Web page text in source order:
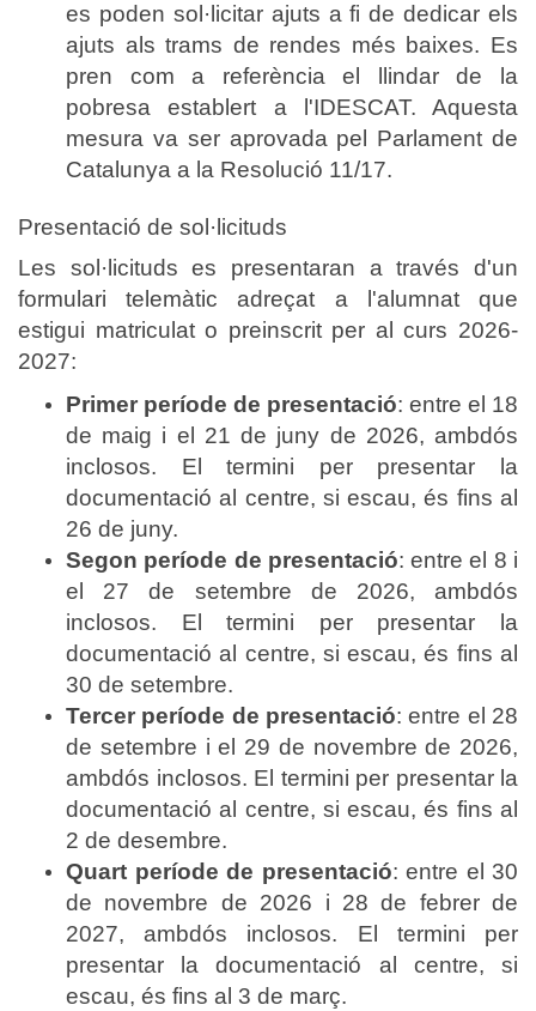
es poden sol·licitar ajuts a fi de dedicar els
ajuts als trams de rendes més baixes. Es
pren com a referència el llindar de la
pobresa establert a l'IDESCAT. Aquesta
mesura va ser aprovada pel Parlament de
Catalunya a la Resolució 11/17.
Presentació de sol·licituds
Les sol·licituds es presentaran a través d'un
formulari telemàtic adreçat a l'alumnat que
estigui matriculat o preinscrit per al curs 2026-
2027:
Primer període de presentació: entre el 18
de maig i el 21 de juny de 2026, ambdós
inclosos. El termini per presentar la
documentació al centre, si escau, és fins al
26 de juny.
Segon període de presentació: entre el 8 i
el 27 de setembre de 2026, ambdós
inclosos. El termini per presentar la
documentació al centre, si escau, és fins al
30 de setembre.
Tercer període de presentació: entre el 28
de setembre i el 29 de novembre de 2026,
ambdós inclosos. El termini per presentar la
documentació al centre, si escau, és fins al
2 de desembre.
Quart període de presentació: entre el 30
de novembre de 2026 i 28 de febrer de
2027, ambdós inclosos. El termini per
presentar la documentació al centre, si
escau, és fins al 3 de març.